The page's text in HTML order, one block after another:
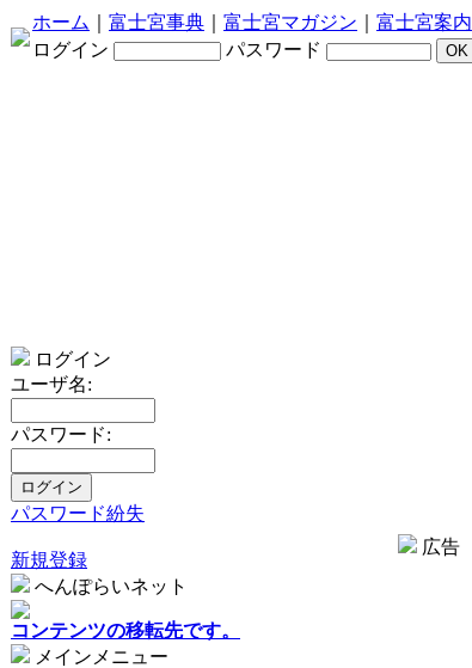
ホーム 富士宮事典 富士宮マガジン 富士宮案内
ログイン
パスワード
ログイン
ユーザ名:
パスワード:
パスワード紛失
新規登録
へんぽらいネット
コンテンツの移転先です。
メインメニュー
広告